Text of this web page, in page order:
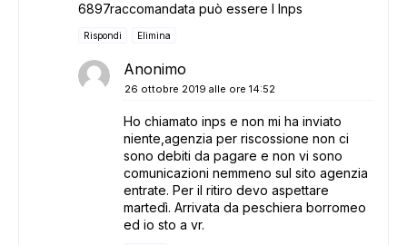
6897raccomandata può essere l Inps
Rispondi Elimina
Anonimo
26 ottobre 2019 alle ore 14:52
Ho chiamato inps e non mi ha inviato
niente,agenzia per riscossione non ci
sono debiti da pagare e non vi sono
comunicazioni nemmeno sul sito agenzia
entrate. Per il ritiro devo aspettare
martedì. Arrivata da peschiera borromeo
ed io sto a vr.